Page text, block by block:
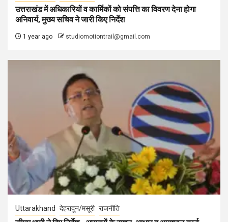
उत्तराखंड में अधिकारियों व कार्मिकों को संपत्ति का विवरण देना होगा
अनिवार्य, मुख्य सचिव ने जारी किए निर्देश
1 year ago studiomotiontrail@gmail.com
Uttarakhand देहरादून/मसूरी राजनीति